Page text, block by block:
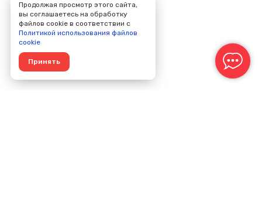
Продолжая просмотр этого сайта,
вы соглашаетесь на обработку
файлов cookie в соответствии с
Политикой использования файлов
cookie
Принять